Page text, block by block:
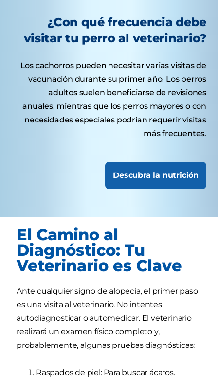
¿Con qué frecuencia debe
visitar tu perro al veterinario?
Los cachorros pueden necesitar varias visitas de
vacunación durante su primer año. Los perros
adultos suelen beneficiarse de revisiones
anuales, mientras que los perros mayores o con
necesidades especiales podrían requerir visitas
más frecuentes.
Descubra la nutrición
El Camino al
Diagnóstico: Tu
Veterinario es Clave
Ante cualquier signo de alopecia, el primer paso
es una visita al veterinario. No intentes
autodiagnosticar o automedicar. El veterinario
realizará un examen físico completo y,
probablemente, algunas pruebas diagnósticas:
Raspados de piel: Para buscar ácaros.